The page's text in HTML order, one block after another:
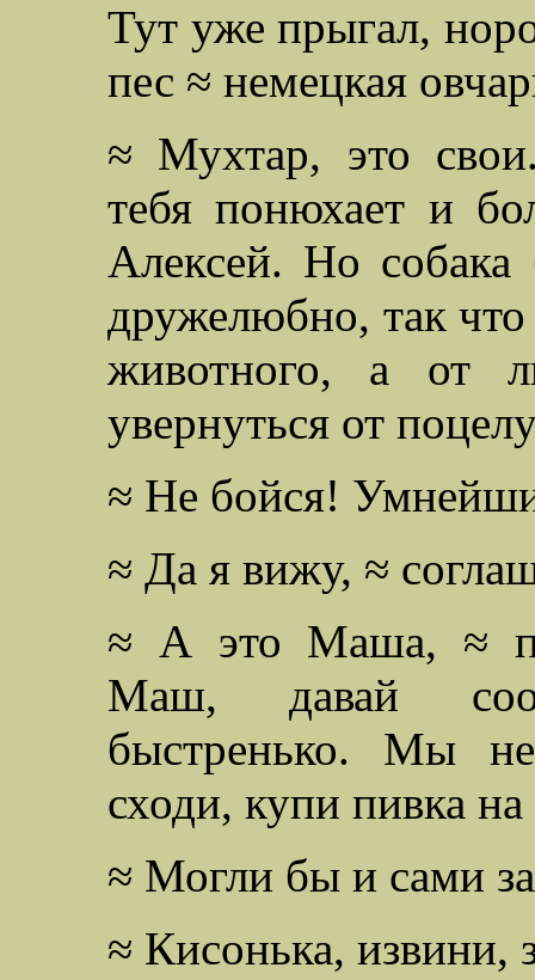
Тут уже прыгал,
пес ≈ немецкая
≈ Мухтар, это
тебя понюхает и
Алексей. Но собака
дружелюбно, так что
животного, а от
увернуться от
≈ Не бойся!
≈ Да я вижу, ≈
≈ А это Маша, ≈
Маш, давай
быстренько. Мы
сходи, купи пивка
≈ Могли бы и сами
≈ Кисонька, извини,